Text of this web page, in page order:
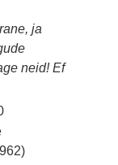
ja
neid! Ef